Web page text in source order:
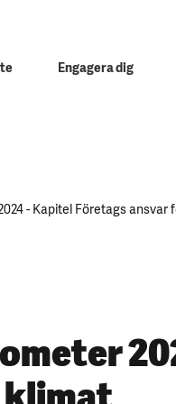
Engagera dig
- Kapitel Företags ansvar
klimat